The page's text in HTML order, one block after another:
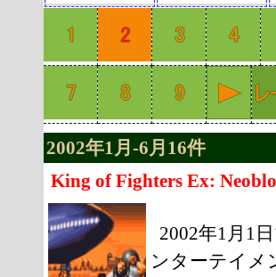
2002年1月-6月16件
King of Fighters Ex:
2002年1月1
ンターテイメ